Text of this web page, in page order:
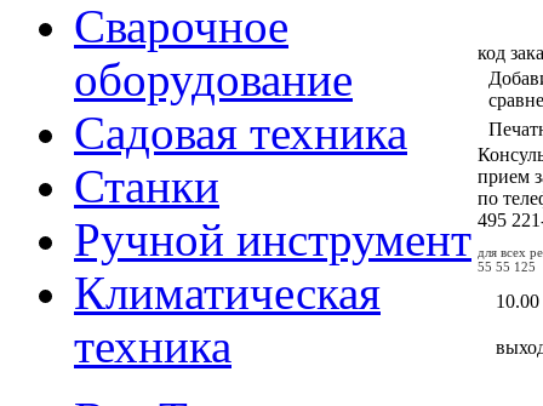
Сварочное
оборудование
Садовая техника
Станки
Ручной инструмент
Климатическая
техника
код
прием
по
495
для всех
55 55 125